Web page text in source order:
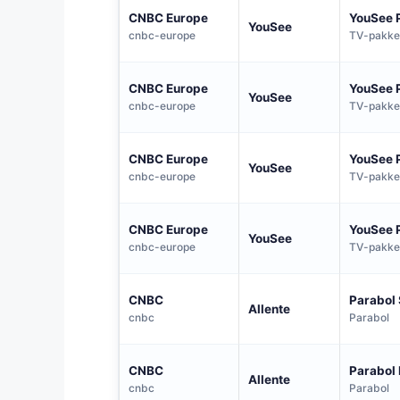
CNBC Europe
cnbc-europe
YouSee
YouSee
TV-pakke
CNBC Europe
cnbc-europe
YouSee
YouSee
TV-pakke
CNBC Europe
cnbc-europe
YouSee
YouSee
TV-pakke
CNBC Europe
cnbc-europe
YouSee
YouSee
TV-pakke
CNBC
cnbc
Allente
Parabol
Parabol
CNBC
cnbc
Allente
Parabol
Parabol